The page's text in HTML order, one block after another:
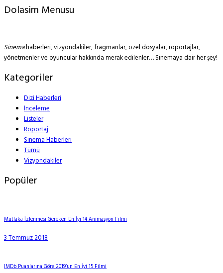
Dolasim Menusu
Sinemahaberleri, vizyondakiler, fragmanlar, özel dosyalar, röportajlar,
yönetmenler ve oyuncular hakkında merak edilenler… Sinemaya dair her şey!
Kategoriler
Dizi Haberleri
İnceleme
Listeler
Röportaj
Sinema Haberleri
Tümü
Vizyondakiler
Popüler
Mutlaka İzlenmesi Gereken En İyi 14 Animasyon Filmi
3 Temmuz 2018
IMDb Puanlarına Göre 2019’un En İyi 15 Filmi